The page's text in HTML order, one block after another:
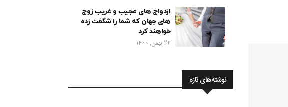
ازدواج های عجیب و غریب زوج
های جهان که شما را شگفت زده
خواهند کرد
22 بهمن, 1400
نوشته‌های تازه